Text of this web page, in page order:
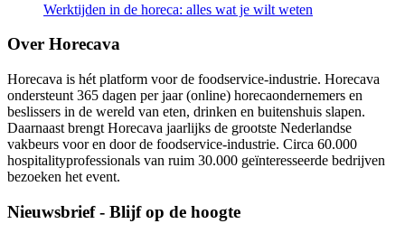
Werktijden in de horeca: alles wat je wilt weten
Over Horecava
Horecava is hét platform voor de foodservice-industrie. Horecava
ondersteunt 365 dagen per jaar (online) horecaondernemers en
beslissers in de wereld van eten, drinken en buitenshuis slapen.
Daarnaast brengt Horecava jaarlijks de grootste Nederlandse
vakbeurs voor en door de foodservice-industrie. Circa 60.000
hospitalityprofessionals van ruim 30.000 geïnteresseerde bedrijven
bezoeken het event.
Nieuwsbrief - Blijf op de hoogte